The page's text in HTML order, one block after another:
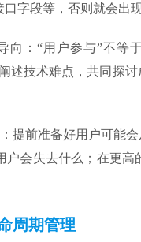
字段等，否则就会出现
向：“用户参与”不等
述技术难点，共同探
提前准备好用户可能
户会失去什么；在更
周期管理